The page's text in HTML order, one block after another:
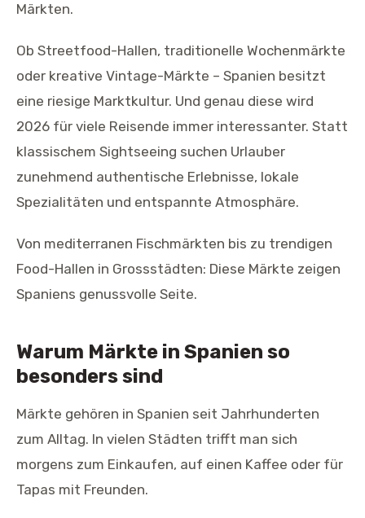
Märkten.
Ob Streetfood-Hallen, traditionelle Wochenmärkte
oder kreative Vintage-Märkte – Spanien besitzt
eine riesige Marktkultur. Und genau diese wird
2026 für viele Reisende immer interessanter. Statt
klassischem Sightseeing suchen Urlauber
zunehmend authentische Erlebnisse, lokale
Spezialitäten und entspannte Atmosphäre.
Von mediterranen Fischmärkten bis zu trendigen
Food-Hallen in Grossstädten: Diese Märkte zeigen
Spaniens genussvolle Seite.
Warum Märkte in Spanien so
besonders sind
Märkte gehören in Spanien seit Jahrhunderten
zum Alltag. In vielen Städten trifft man sich
morgens zum Einkaufen, auf einen Kaffee oder für
Tapas mit Freunden.